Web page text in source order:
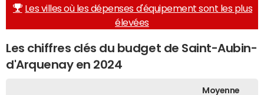
Les villes où les dépenses d'équipement sont les plus
élevées
Les chiffres clés du budget de Saint-Aubin-
d'Arquenay en 2024
Moyenne